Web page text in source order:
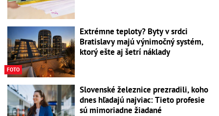
FOTO
Extrémne teploty? Byty v srdci
Bratislavy majú výnimočný systém,
ktorý ešte aj šetrí náklady
Slovenské železnice prezradili, koho
dnes hľadajú najviac: Tieto profesie
sú mimoriadne žiadané